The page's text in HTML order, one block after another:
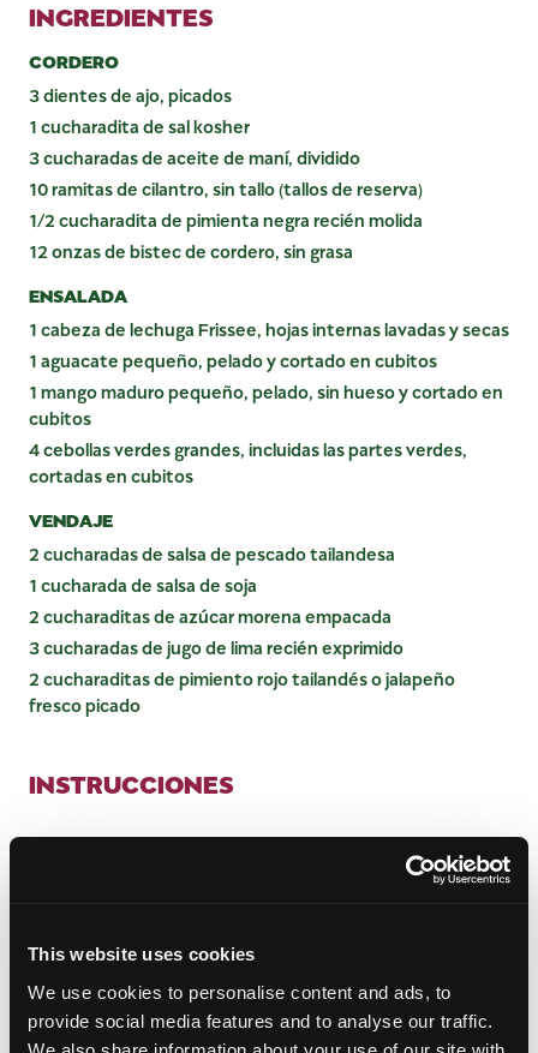
This website uses cookies
We use cookies to personalise content and ads, to
provide social media features and to analyse our traffic.
INGREDIENTES
CORDERO
3 dientes de ajo, picados
1 cucharadita de sal kosher
3 cucharadas de aceite de maní, dividido
10 ramitas de cilantro, sin tallo (tallos de reserva)
1/2 cucharadita de pimienta negra recién molida
12 onzas de bistec de cordero, sin grasa
ENSALADA
1 cabeza de lechuga Frissee, hojas internas lavadas y secas
1 aguacate pequeño, pelado y cortado en cubitos
1 mango maduro pequeño, pelado, sin hueso y cortado en
cubitos
4 cebollas verdes grandes, incluidas las partes verdes,
cortadas en cubitos
VENDAJE
2 cucharadas de salsa de pescado tailandesa
1 cucharada de salsa de soja
2 cucharaditas de azúcar morena empacada
3 cucharadas de jugo de lima recién exprimido
2 cucharaditas de pimiento rojo tailandés o jalapeño
fresco picado
INSTRUCCIONES
PARA PREPARAR EL CORDERO
En un procesador de alimentos, combine el ajo,
Extienda la pasta por ambos lados del cordero y
deje marinar durante ½ hora.
Caliente el aceite restante en una sartén grande